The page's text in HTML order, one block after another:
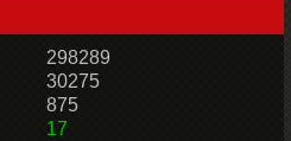
17
298289
30275
875